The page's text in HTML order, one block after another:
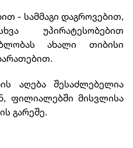
- სამმაგი დაგროვებით,
უპირატესობებით
ახალი თიბისი
აღება შესაძლებელია
ფილიალებში მისვლისა
გარეშე.